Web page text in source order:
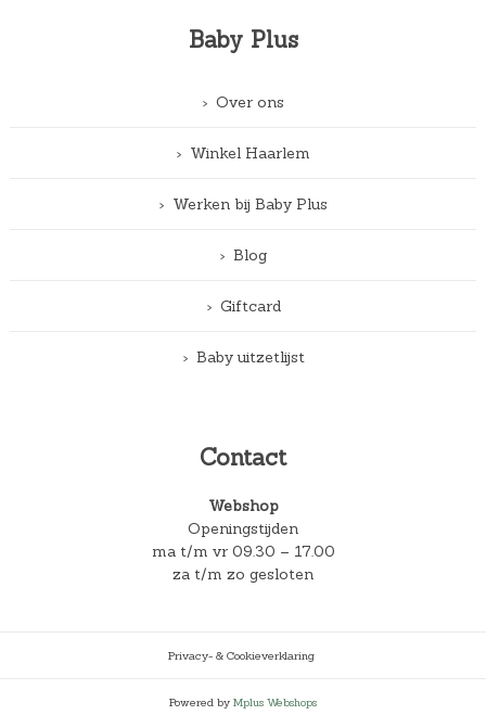
Baby Plus
Over ons
Winkel Haarlem
Werken bij Baby Plus
Blog
Giftcard
Baby uitzetlijst
Contact
Webshop
Openingstijden
ma t/m vr 09.30 – 17.00
za t/m zo gesloten
Privacy- & Cookieverklaring
Powered by Mplus Webshops